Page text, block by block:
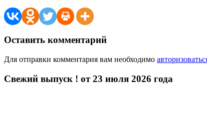
Оставить комментарий
Для отправки комментария вам необходимо
Свежий выпуск ! от 23 июля 2026 года